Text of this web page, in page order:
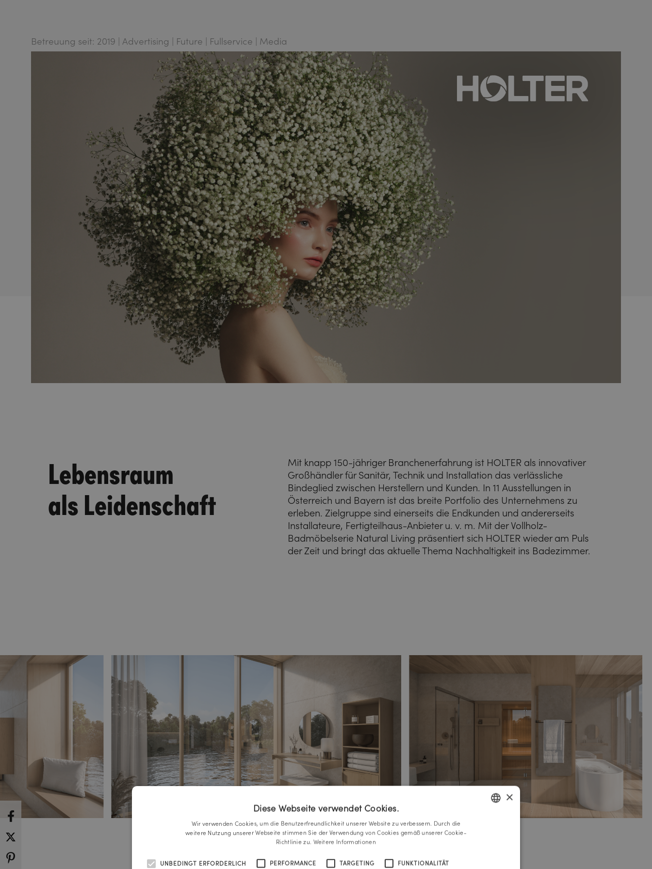
Betreuung seit: 2019 | Advertising | Future | Fullservice | Media
Lebensraum
als Leidenschaft
Mit knapp 150-jähriger Branchenerfahrung ist HOLTER als innovativer
Großhändler für Sanitär, Technik und Installation das verlässliche
Bindeglied zwischen Herstellern und Kunden. In 11 Ausstellungen in
Österreich und Bayern ist das breite Portfolio des Unternehmens zu
erleben. Zielgruppe sind einerseits die Endkunden und andererseits
Installateure, Fertigteilhaus-Anbieter u. v. m. Mit der Vollholz-
Badmöbelserie Natural Living präsentiert sich HOLTER wieder am Puls
der Zeit und bringt das aktuelle Thema Nachhaltigkeit ins Badezimmer.
×
Diese Webseite verwendet Cookies.
Wir verwenden Cookies, um die Benutzerfreundlichkeit unserer Website zu verbessern. Durch die
weitere Nutzung unserer Webseite stimmen Sie der Verwendung von Cookies gemäß unserer Cookie-
Richtlinie zu. Weitere Informationen
UNBEDINGT ERFORDERLICH PERFORMANCE TARGETING FUNKTIONALITÄT